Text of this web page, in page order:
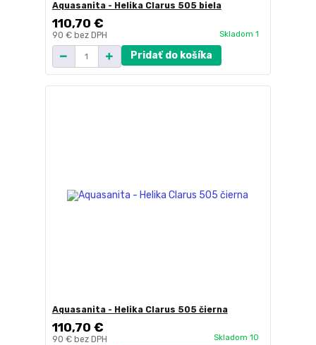
Aquasanita - Helika Clarus 505 biela
110,70 €
90 € bez DPH Skladom 1
Pridať do košíka
Aquasanita - Helika Clarus 505 čierna
110,70 €
90 € bez DPH Skladom 10